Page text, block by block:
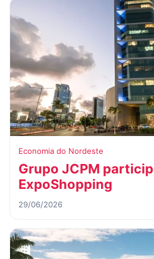
Economia do Nordeste
Grupo JCPM
ExpoShopping
29/06/2026